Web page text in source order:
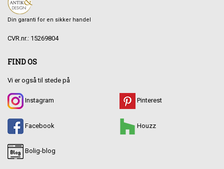
Din garanti for en sikker handel
CVR.nr.: 15269804
FIND OS
Vi er også til stede på
Instagram
Facebook
Bolig-blog
Pinterest
Houzz